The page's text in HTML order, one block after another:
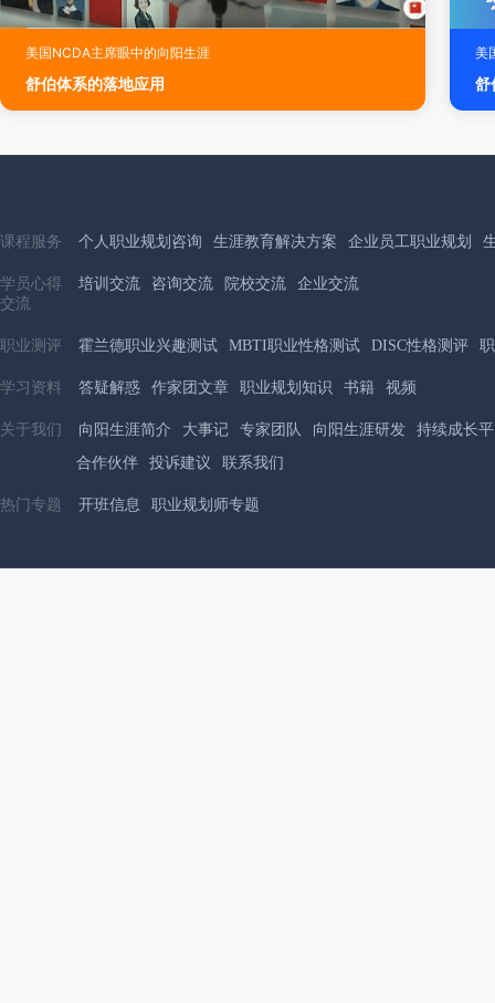
美国NCDA主席眼中的向阳生涯
舒伯体系的落地应用
美
舒
课程服务 个人职业规划咨询 生涯教育解决方案 企业员工职业规划
学员心得
交流
培训交流 咨询交流 院校交流 企业交流
职业测评 霍兰德职业兴趣测试 MBTI职业性格测试 DISC性格测评
学习资料 答疑解惑 作家团文章 职业规划知识 书籍 视频
关于我们 向阳生涯简介 大事记 专家团队 向阳生涯研发
持续成长
合作伙伴
投诉建议 联系我们
热门专题 开班信息 职业规划师专题